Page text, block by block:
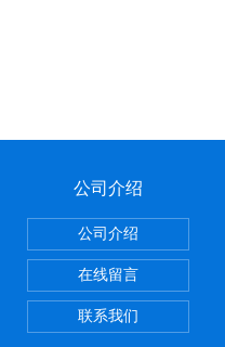
公司介绍
公司介绍
在线留言
联系我们